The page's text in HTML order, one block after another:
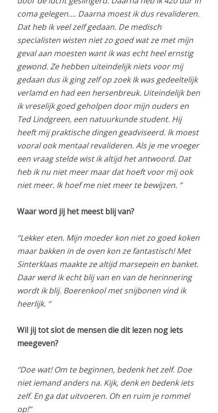
coma gelegen…. Daarna moest ik dus revalideren.
Dat heb ik veel zelf gedaan. De medisch
specialisten wisten niet zo goed wat ze met mijn
geval aan moesten want ik was echt heel ernstig
gewond. Ze hebben uiteindelijk niets voor mij
gedaan dus ik ging zelf op zoek Ik was gedeeltelijk
verlamd en had een hersenbreuk. Uiteindelijk ben
ik vreselijk goed geholpen door mijn ouders en
Ted Lindgreen, een natuurkunde student. Hij
heeft mij praktische dingen geadviseerd. Ik moest
vooral ook mentaal revalideren. Als je me vroeger
een vraag stelde wist ik altijd het antwoord. Dat
heb ik nu niet meer maar dat hoeft voor mij ook
niet meer. Ik hoef me niet meer te bewijzen. ‘’
Waar word jij het meest blij van?
‘’Lekker eten. Mijn moeder kon niet zo goed koken
maar bakken in de oven kon ze fantastisch! Met
Sinterklaas maakte ze altijd marsepein en banket.
Daar werd ik echt blij van en van de herinnering
wordt ik blij. Boerenkool met snijbonen vind ik
heerlijk. ‘’
Wil jij tot slot de mensen die dit lezen nog iets
meegeven?
‘’Doe wat! Om te beginnen, bedenk het zelf. Doe
niet iemand anders na. Kijk, denk en bedenk iets
zelf. En ga dat uitvoeren. Oh en ruim je rommel
op!’’